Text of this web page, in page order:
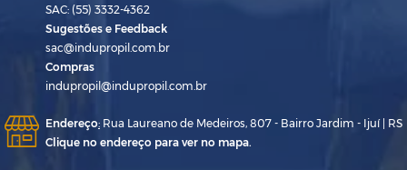
SAC: (55) 3332-4362
Sugestões e Feedback
sac@indupropil.com.br
Compras
indupropil@indupropil.com.br
Endereço: Rua Laureano de Medeiros, 807 - Bairro Jardim - Ijuí | RS
Clique no endereço para ver no mapa.